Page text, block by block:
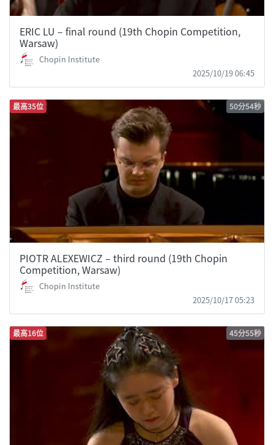
ERIC LU – final round (19th Chopin Competition,
Warsaw)
Chopin Institute
2025/10/19 06:45
最高35位 50分54秒
PIOTR ALEXEWICZ – third round (19th Chopin
Competition, Warsaw)
Chopin Institute
2025/10/17 05:23
最高16位 45分55秒